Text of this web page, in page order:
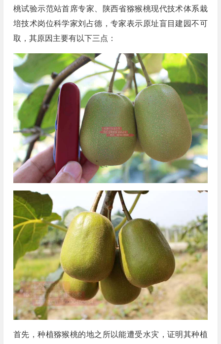
桃试验示范站首席专家、陕西省猕猴桃现代技术体系栽
培技术岗位科学家刘占德，专家表示原址盲目建园不可
取，其原因主要有以下三点：
首先，种植猕猴桃的地之所以能遭受水灾，证明其种植